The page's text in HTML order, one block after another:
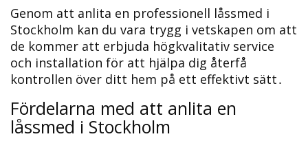
Genom att anlita en professionell låssmed i
Stockholm kan du vara trygg i vetskapen om att
de kommer att erbjuda högkvalitativ service
och installation för att hjälpa dig återfå
kontrollen över ditt hem på ett effektivt sätt․
Fördelarna med att anlita en
låssmed i Stockholm